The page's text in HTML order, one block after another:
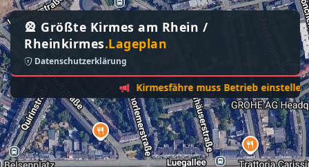
🎡 Größte Kirmes am Rhein /
Rheinkirmes.Lageplan
Datenschutzerklärung
Kirmesfähre muss Betrieb einstellen -